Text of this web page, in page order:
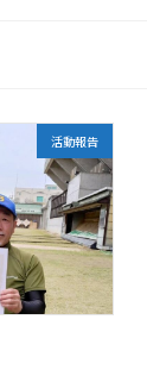
活動報告